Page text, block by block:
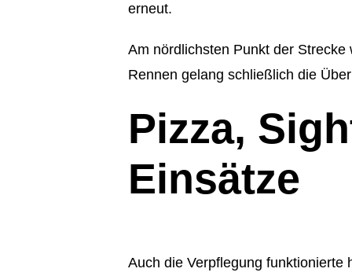
erneut.
Am nördlichsten Punkt der
Rennen gelang schließlich die
Pizza,
Einsätze
Auch die Verpflegung funktionierte